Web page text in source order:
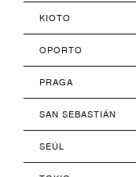
KIOTO
OPORTO
PRAGA
SAN SEBASTIÁN
SEÚL